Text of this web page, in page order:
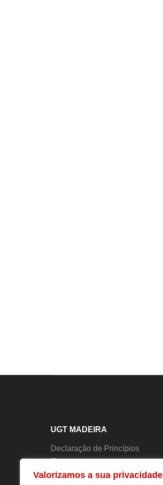
Valorizamos a sua privacidade
UGT MADEIRA
Declaração de Princípios
Estatutos
História